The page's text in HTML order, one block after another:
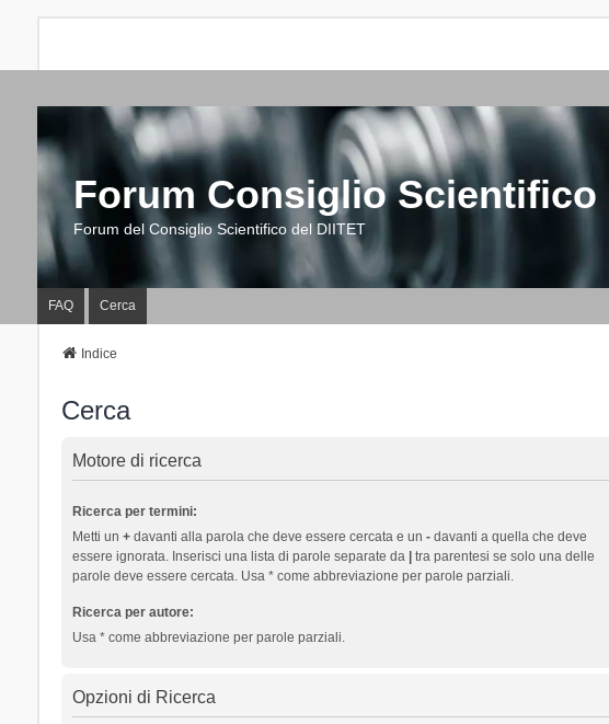
Forum Consiglio Scientifico
Forum del Consiglio Scientifico del DIITET
FAQ Cerca
Indice
Cerca
Motore di ricerca
Ricerca per termini:
Metti un +davanti alla parola che deve essere cercata e un -davanti a quella che deve
essere ignorata. Inserisci una lista di parole separate da |tra parentesi se solo una delle
parole deve essere cercata. Usa * come abbreviazione per parole parziali.
Ricerca per autore:
Usa * come abbreviazione per parole parziali.
Opzioni di Ricerca